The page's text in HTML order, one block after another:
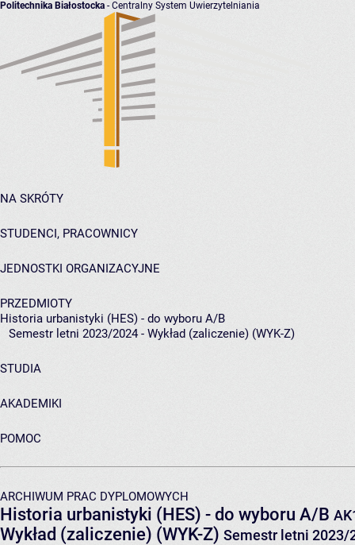
Politechnika Białostocka - Centralny System Uwierzytelniania
NA SKRÓTY
STUDENCI, PRACOWNICY
JEDNOSTKI ORGANIZACYJNE
PRZEDMIOTY
Historia urbanistyki (HES) - do wyboru A/B
Semestr letni 2023/2024 - Wykład (zaliczenie) (WYK-Z)
STUDIA
AKADEMIKI
POMOC
ARCHIWUM PRAC DYPLOMOWYCH
Historia urbanistyki (HES) - do wyboru A/B
Wykład (zaliczenie) (WYK-Z) Semestr letni 2023/